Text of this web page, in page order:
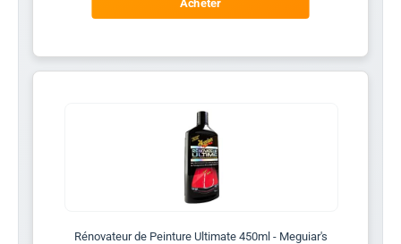
Acheter
Rénovateur de Peinture Ultimate 450ml - Meguiar's